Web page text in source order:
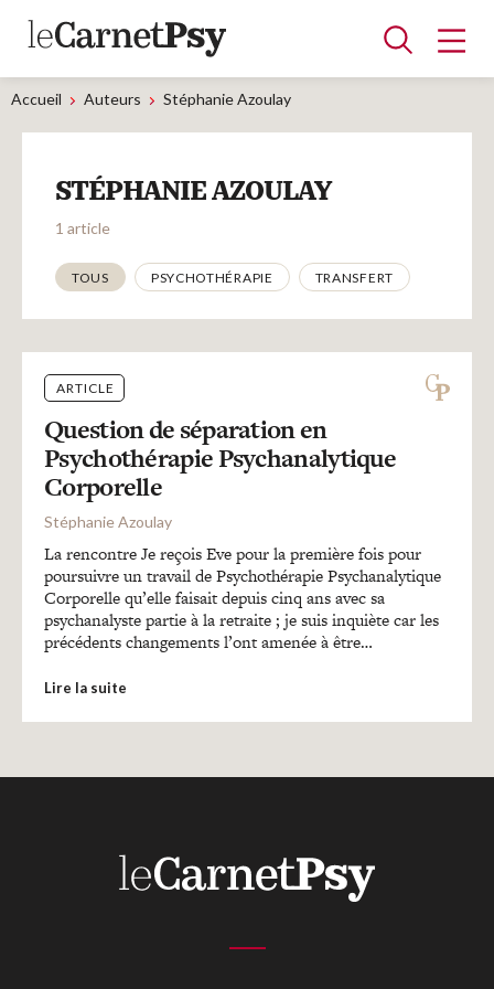
Articles
A la une
Adolescence
Dispositif
Enfance
Périnatalité
Psychanalyse
Psychopathologie
Soin
Dossiers
Blocs-notes
Recherches
Entretiens
Revues
Colloque
Mon compte
Accueil Auteurs Stéphanie Azoulay
STÉPHANIE AZOULAY
1 article
Thématiques
TOUS PSYCHOTHÉRAPIE TRANSFERT
ARTICLE
Question de séparation en
Psychothérapie Psychanalytique
Corporelle
Stéphanie Azoulay
La rencontre Je reçois Eve pour la première fois pour
poursuivre un travail de Psychothérapie Psychanalytique
Corporelle qu’elle faisait depuis cinq ans avec sa
psychanalyste partie à la retraite ; je suis inquiète car les
précédents changements l’ont amenée à être…
Lire la suite